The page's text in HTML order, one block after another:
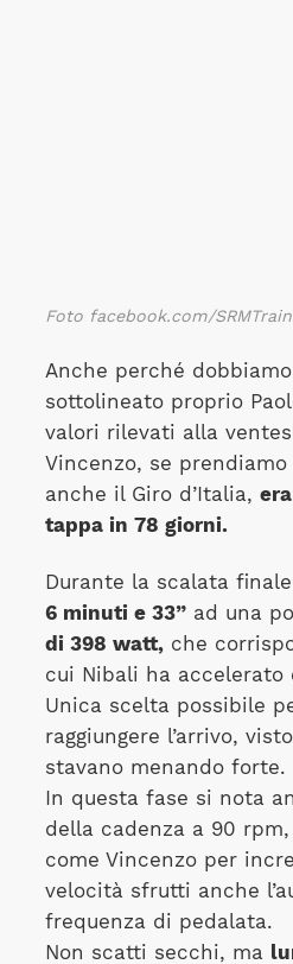
Foto facebook.com/
Anche perché
sottolineato proprio
valori rilevati alla
Vincenzo, se
anche il Giro d’Italia,
tappa in 78 giorni.
Durante la scalata
6 minuti e 33”ad una
di 398 watt,che
cui Nibali ha accelerato
Unica scelta possibile
raggiungere l’arrivo,
stavano menando forte.
In questa fase si nota
della cadenza a 90
come Vincenzo per
velocità sfrutti anche
frequenza di pedalata.
Non scatti secchi, ma